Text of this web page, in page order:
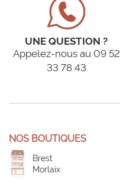
UNE QUESTION ?
Appelez-nous au 09 52
33 78 43
NOS BOUTIQUES
Brest
Morlaix